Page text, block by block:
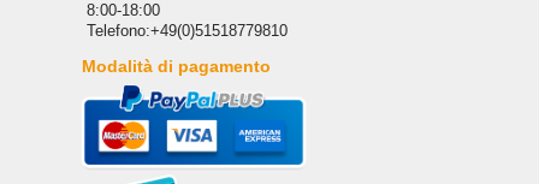
8:00-18:00
Telefono:+49(0)51518779810
Modalità di pagamento